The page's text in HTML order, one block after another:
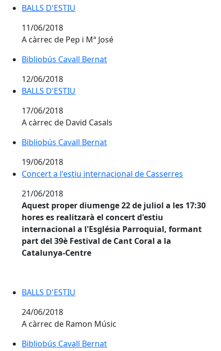
BALLS D'ESTIU
BALLS D'ESTIU
11/06/2018
A càrrec de Pep i Mª José
Bibliobús Cavall Bernat
Bibliobús Cavall Bernat
12/06/2018
BALLS D'ESTIU
BALLS D'ESTIU
17/06/2018
A càrrec de David Casals
Bibliobús Cavall Bernat
Bibliobús Cavall Bernat
19/06/2018
Concert a l'estiu internacional de Casserres
Concert a l'estiu internacional de Casserres
21/06/2018
Aquest proper diumenge 22 de juliol a les 17:30
hores es realitzarà el concert d'estiu
internacional a l'Església Parroquial, formant
part del 39è Festival de Cant Coral a la
Catalunya-Centre
BALLS D'ESTIU
BALLS D'ESTIU
24/06/2018
A càrrec de Ramon Músic
Bibliobús Cavall Bernat
Bibliobús Cavall Bernat